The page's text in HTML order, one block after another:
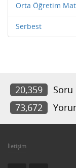
Orta Öğretim
Serbest
20,359 Soru
73,672
İletişim